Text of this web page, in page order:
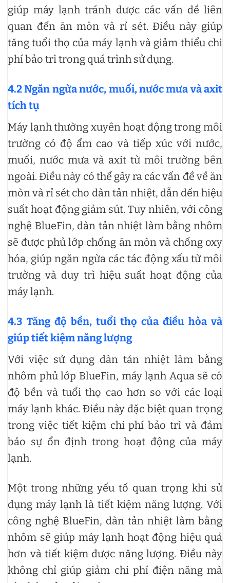
giúp máy lạnh tránh được các vấn đề liên
quan đến ăn mòn và rỉ sét. Điều này giúp
tăng tuổi thọ của máy lạnh và giảm thiểu chi
phí bảo trì trong quá trình sử dụng.
4.2 Ngăn ngừa nước, muối, nước mưa và axit
tích tụ
Máy lạnh thường xuyên hoạt động trong môi
trường có độ ẩm cao và tiếp xúc với nước,
muối, nước mưa và axit từ môi trường bên
ngoài. Điều này có thể gây ra các vấn đề về ăn
mòn và rỉ sét cho dàn tản nhiệt, dẫn đến hiệu
suất hoạt động giảm sút. Tuy nhiên, với công
nghệ BlueFin, dàn tản nhiệt làm bằng nhôm
sẽ được phủ lớp chống ăn mòn và chống oxy
hóa, giúp ngăn ngừa các tác động xấu từ môi
trường và duy trì hiệu suất hoạt động của
máy lạnh.
4.3 Tăng độ bền, tuổi thọ của điều hòa và
giúp tiết kiệm năng lượng
Với việc sử dụng dàn tản nhiệt làm bằng
nhôm phủ lớp BlueFin, máy lạnh Aqua sẽ có
độ bền và tuổi thọ cao hơn so với các loại
máy lạnh khác. Điều này đặc biệt quan trọng
trong việc tiết kiệm chi phí bảo trì và đảm
bảo sự ổn định trong hoạt động của máy
lạnh.
Một trong những yếu tố quan trọng khi sử
dụng máy lạnh là tiết kiệm năng lượng. Với
công nghệ BlueFin, dàn tản nhiệt làm bằng
nhôm sẽ giúp máy lạnh hoạt động hiệu quả
hơn và tiết kiệm được năng lượng. Điều này
không chỉ giúp giảm chi phí điện năng mà